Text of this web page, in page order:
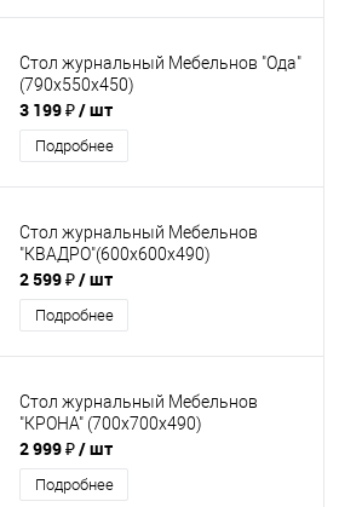
Стол журнальный Мебельнов "Ода"
(790х550х450)
3 199 ₽/ шт
Подробнее
Стол журнальный Мебельнов
"КВАДРО"(600х600х490)
2 599 ₽/ шт
Подробнее
Стол журнальный Мебельнов
"КРОНА" (700х700х490)
2 999 ₽/ шт
Подробнее